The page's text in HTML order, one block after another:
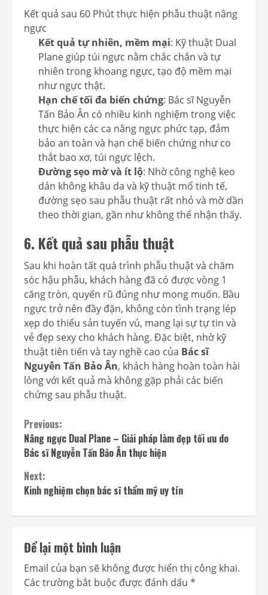
Kết quả sau 60 Phút thực hiện phẫu thuật nâng
ngực
Kết quả tự nhiên, mềm mại: Kỹ thuật Dual
Plane giúp túi ngực nằm chắc chắn và tự
nhiên trong khoang ngực, tạo độ mềm mại
như ngực thật.
Hạn chế tối đa biến chứng: Bác sĩ Nguyễn
Tấn Bảo Ân có nhiều kinh nghiệm trong việc
thực hiện các ca nâng ngực phức tạp, đảm
bảo an toàn và hạn chế biến chứng như co
thắt bao xơ, túi ngực lệch.
Đường sẹo mờ và ít lộ: Nhờ công nghệ keo
dán không khâu da và kỹ thuật mổ tinh tế,
đường sẹo sau phẫu thuật rất nhỏ và mờ dần
theo thời gian, gần như không thể nhận thấy.
6. Kết quả sau phẫu thuật
Sau khi hoàn tất quá trình phẫu thuật và chăm
sóc hậu phẫu, khách hàng đã có được vòng 1
căng tròn, quyến rũ đúng như mong muốn. Bầu
ngực trở nên đầy đặn, không còn tình trạng lép
xẹp do thiểu sản tuyến vú, mang lại sự tự tin và
vẻ đẹp sexy cho khách hàng. Đặc biệt, nhờ kỹ
thuật tiên tiến và tay nghề cao của Bác sĩ
Nguyễn Tấn Bảo Ân, khách hàng hoàn toàn hài
lòng với kết quả mà không gặp phải các biến
chứng sau phẫu thuật.
Continue
Reading
Previous:
Nâng ngực Dual Plane – Giải pháp làm đẹp tối ưu do
Bác sĩ Nguyễn Tấn Bảo Ân thực hiện
Next:
Kinh nghiệm chọn bác sĩ thẩm mỹ uy tín
Để lại một bình luận
Email của bạn sẽ không được hiển thị công khai.
Các trường bắt buộc được đánh dấu *